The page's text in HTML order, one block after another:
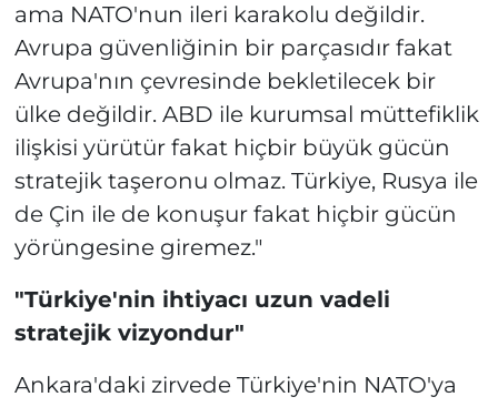
ama NATO'nun ileri karakolu değildir.
Avrupa güvenliğinin bir parçasıdır fakat
Avrupa'nın çevresinde bekletilecek bir
ülke değildir. ABD ile kurumsal müttefiklik
ilişkisi yürütür fakat hiçbir büyük gücün
stratejik taşeronu olmaz. Türkiye, Rusya ile
de Çin ile de konuşur fakat hiçbir gücün
yörüngesine giremez."
"Türkiye'nin ihtiyacı uzun vadeli
stratejik vizyondur"
Ankara'daki zirvede Türkiye'nin NATO'ya